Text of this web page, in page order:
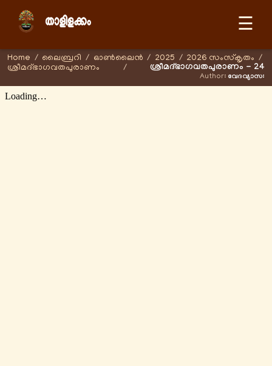
☰
Home / ലൈബ്രറി / ഓണ്‍ലൈന്‍ / 2025 / 2026 സംസ്കൃതം /
ശ്രീമദ്ഭാഗവതപുരാണം
/ ശ്രീമദ്ഭാഗവതപുരാണം - 24
Author: വേദവ്യാസഃ